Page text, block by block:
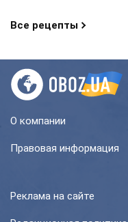
Все рецепты
О компании
Правовая информация
Реклама на сайте